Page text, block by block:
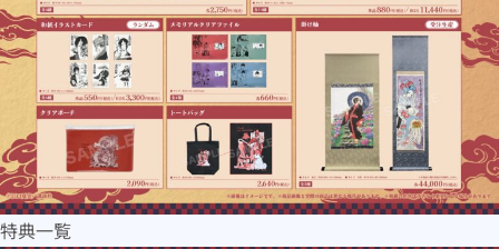
特典一覧